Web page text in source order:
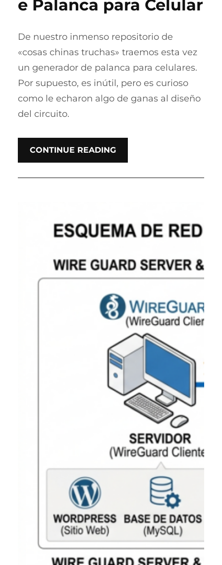
e Palanca para Celular
De nuestro inmenso repositorio de
«cosas chinas truchas» traemos esta vez
un generador de palanca para celulares.
Por supuesto, es inútil, pero es curioso
como le echaron algo de ganas al diseño
del circuito.
CONTINUE READING